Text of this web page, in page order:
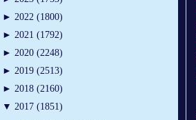
► 2022 (1800)
► 2021 (1792)
► 2020 (2248)
► 2019 (2513)
► 2018 (2160)
▼ 2017 (1851)